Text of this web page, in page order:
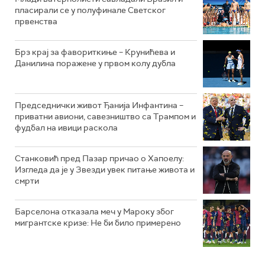
пласирали се у полуфинале Светског
првенства
Брз крај за фавориткиње – Крунићева и
Данилина поражене у првом колу дубла
Председнички живот Ђанија Инфантина –
приватни авиони, савезништво са Трампом и
фудбал на ивици раскола
Станковић пред Пазар причао о Хапоелу:
Изгледа да је у Звезди увек питање живота и
смрти
Барселона отказала меч у Мароку због
мигрантске кризе: Не би било примерено